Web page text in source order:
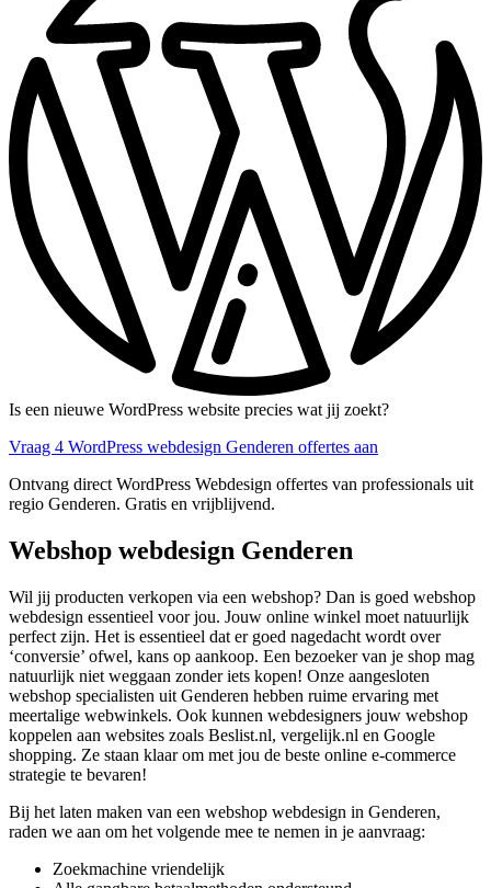
Is een nieuwe WordPress website precies wat jij zoekt?
Vraag 4 WordPress webdesign Genderen offertes aan
Ontvang direct WordPress Webdesign offertes van professionals uit
regio Genderen. Gratis en vrijblijvend.
Webshop webdesign Genderen
Wil jij producten verkopen via een webshop? Dan is goed webshop
webdesign essentieel voor jou. Jouw online winkel moet natuurlijk
perfect zijn. Het is essentieel dat er goed nagedacht wordt over
‘conversie’ ofwel, kans op aankoop. Een bezoeker van je shop mag
natuurlijk niet weggaan zonder iets kopen! Onze aangesloten
webshop specialisten uit Genderen hebben ruime ervaring met
meertalige webwinkels. Ook kunnen webdesigners jouw webshop
koppelen aan websites zoals Beslist.nl, vergelijk.nl en Google
shopping. Ze staan klaar om met jou de beste online e-commerce
strategie te bevaren!
Bij het laten maken van een webshop webdesign in Genderen,
raden we aan om het volgende mee te nemen in je aanvraag:
Zoekmachine vriendelijk